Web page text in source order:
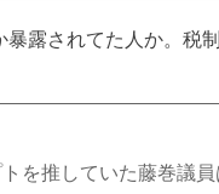
露されてた人か。税
を推していた藤巻議